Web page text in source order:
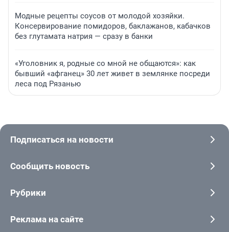
Модные рецепты соусов от молодой хозяйки.
Консервирование помидоров, баклажанов, кабачков
без глутамата натрия — сразу в банки
«Уголовник я, родные со мной не общаются»: как
бывший «афганец» 30 лет живет в землянке посреди
леса под Рязанью
Подписаться на новости
Сообщить новость
Рубрики
Реклама на сайте